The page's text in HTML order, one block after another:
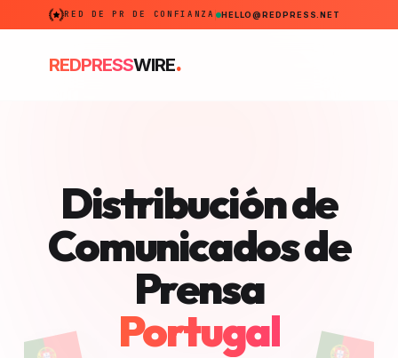
RED DE PR DE CONFIANZA HELLO@REDPRESS.NET
REDPRESSWIRE.
Distribución de
Comunicados de
Prensa
Portugal